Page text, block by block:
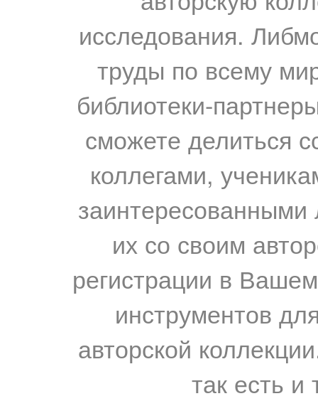
исследования.
труды по всему
библиотеки-
сможете делиться
коллегами,
их со своим
регистрации в
инструментов
авторской
так есть и